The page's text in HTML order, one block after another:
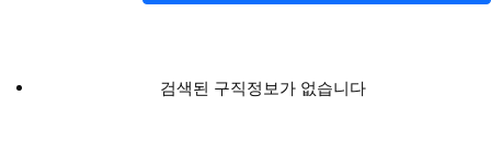
검색된 구직정보가 없습니다